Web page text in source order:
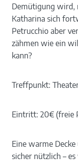
Demütigung wird,
Katharina sich
Petrucchio aber
zähmen wie ein
kann?
Treffpunkt:
Eintritt: 20€ (freie
Eine warme
sicher nützlich –